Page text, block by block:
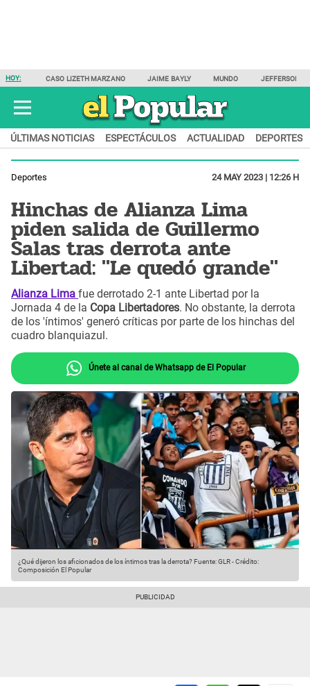
HOY: CASO LIZETH MARZANO JAIME BAYLY MUNDO JEFFERSON
ÚLTIMAS NOTICIAS ESPECTÁCULOS ACTUALIDAD DEPORTES
Deportes 24 MAY 2023 | 12:26 H
Hinchas de Alianza Lima
piden salida de Guillermo
Salas tras derrota ante
Libertad: "Le quedó grande"
Alianza Lima fue derrotado 2-1 ante Libertad por la
Jornada 4 de la Copa Libertadores. No obstante, la derrota
de los 'íntimos' generó críticas por parte de los hinchas del
cuadro blanquiazul.
Únete al canal de Whatsapp de El Popular
¿Qué dijeron los aficionados de los íntimos tras la derrota?Fuente: GLR-Crédito:
Composición El Popular